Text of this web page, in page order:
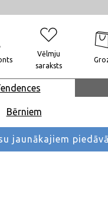
Vēlmju
saraksts
Bērniem
jaunākajiem